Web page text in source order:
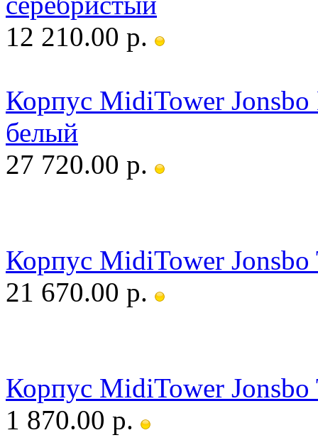
12 210.00 р.
Корпус MidiTower
белый
27 720.00 р.
Корпус MidiTower
21 670.00 р.
Корпус MidiTower
1 870.00 р.